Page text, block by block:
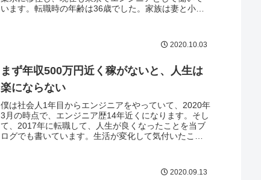
います。転職時の年齢は36歳でした。家族は妻と小学
校させることに抵抗を持つ人も多いでしょう。しかし
2020.10.03
まず年収500万円近く稼がないと、人生は
楽にならない
僕は社会人1年目からエンジニアをやっていて、2020年
3月の時点で、エンジニア歴14年近くになります。そし
て、2017年に転職して、人生が良くなったことを当ブ
ログでも書いています。生活が変化して気付いたこと
会社でもコツコツ頑張れば、いつか誰かが認めて給料
2020.09.13